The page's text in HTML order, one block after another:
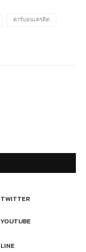
คาร์บอนเครดิต
TWITTER
YOUTUBE
LINE